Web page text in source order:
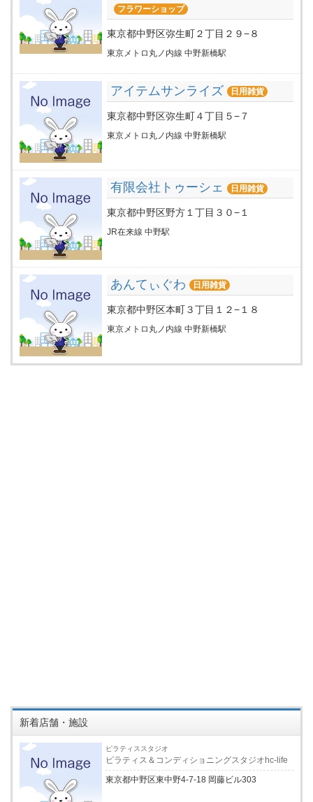
フラワーショップ
東京都中野区弥生町２丁目２９−８
東京メトロ丸ノ内線 中野新橋駅
アイテムサンライズ 日用雑貨
東京都中野区弥生町４丁目５−７
東京メトロ丸ノ内線 中野新橋駅
有限会社トゥーシェ 日用雑貨
東京都中野区野方１丁目３０−１
JR在来線 中野駅
あんてぃぐわ 日用雑貨
東京都中野区本町３丁目１２−１８
東京メトロ丸ノ内線 中野新橋駅
新着店舗・施設
ピラティススタジオ
ピラティス＆コンディショニングスタジオhc-life
東京都中野区東中野4-7-18 岡藤ビル303